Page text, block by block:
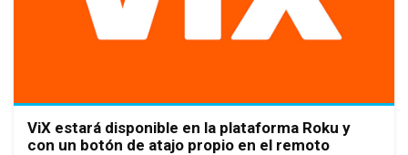
ViX estará disponible en la plataforma Roku y
con un botón de atajo propio en el remoto